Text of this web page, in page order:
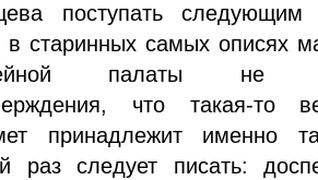
поступать следующим
в старинных самых описях
палаты не
что такая-то
принадлежит именно
раз следует писать: